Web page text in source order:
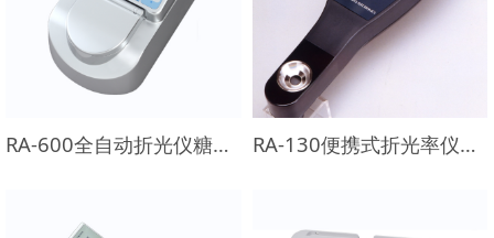
RA-600全自动折光仪糖度计 RA-130便携式折光率仪糖度计